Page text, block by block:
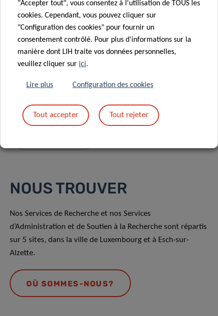
En envoyant votre message, vous acceptez
NOUS TROUVER
Nos Services de Recherche et nos Services
d’Administration et de Soutien à la Recherche sont répartis
sur 5 sites, dans la ville de Luxembourg et à Esch-sur-
Alzette.
OÙ SOMMES-NOUS?
"Accepter tout", vous consentez à l'utilisation de TOUS les
cookies. Cependant, vous pouvez cliquer sur
"Configuration des cookies" pour fournir un
consentement contrôlé. Pour plus d'informations sur la
manière dont LIH traite vos données personnelles,
veuillez cliquer sur ici.
Lire plus Configuration des cookies
Tout accepter Tout rejeter